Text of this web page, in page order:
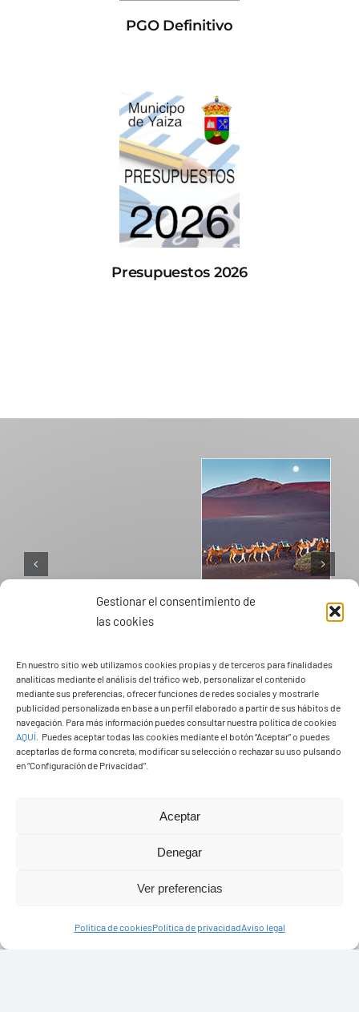
Gestionar el consentimiento de
las cookies
En nuestro sitio web utilizamos cookies propias y de terceros para finalidades
analíticas mediante el análisis del tráfico web, personalizar el contenido
mediante sus preferencias, ofrecer funciones de redes sociales y mostrarle
publicidad personalizada en base a un perfil elaborado a partir de sus hábitos de
navegación. Para más información puedes consultar nuestra política de cookies
AQUÍ
Puedes aceptar todas las cookies mediante el botón “Aceptar” o puedes
aceptarlas de forma concreta, modificar su selección o rechazar su uso pulsando
en “Configuración de Privacidad”.
Aceptar
Denegar
Ver preferencias
Política de cookiesPolítica de privacidadAviso legal
PGO Definitivo
Presupuestos 2026
PASEOS EN CAMELLO